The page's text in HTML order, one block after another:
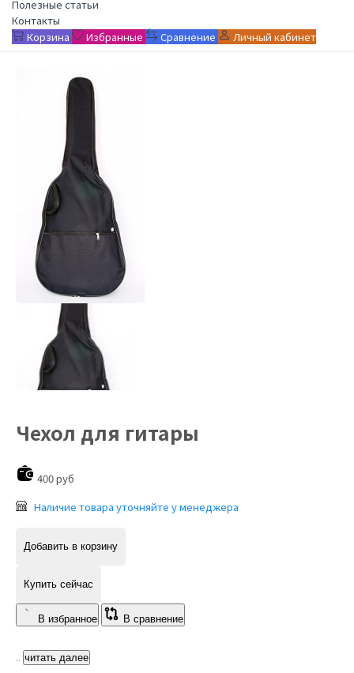
Полезные статьи
Контакты
Корзина
Избранные Сравнение Личный кабинет
Чехол для гитары
400 руб
Наличие товара уточняйте у менеджера
Добавить в корзину
Купить сейчас
В избранное В сравнение
.. читать далее